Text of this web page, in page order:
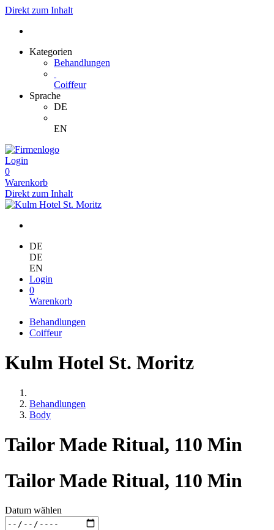
Direkt zum Inhalt
Kategorien
Behandlungen
Coiffeur
Sprache
DE
EN
Login
0
Warenkorb
Direkt zum Inhalt
DE
DE
EN
Login
0
Warenkorb
Behandlungen
Coiffeur
Kulm Hotel St. Moritz
Behandlungen
Body
Tailor Made Ritual, 110 Min
Tailor Made Ritual, 110 Min
Datum wählen